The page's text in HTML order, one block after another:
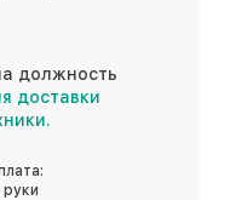
должность
доставки
руки